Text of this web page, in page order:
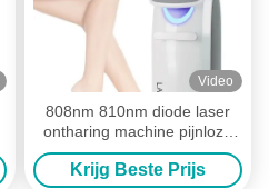
Video
808nm 810nm diode laser
ontharing machine pijnloze
permanente ontharing
machine
Krijg Beste Prijs